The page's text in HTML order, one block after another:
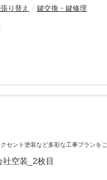
り替え 鍵交換・鍵修理
セント塗装など多彩な工事プランを